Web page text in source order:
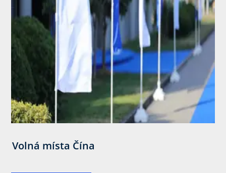
Volná místa Čína